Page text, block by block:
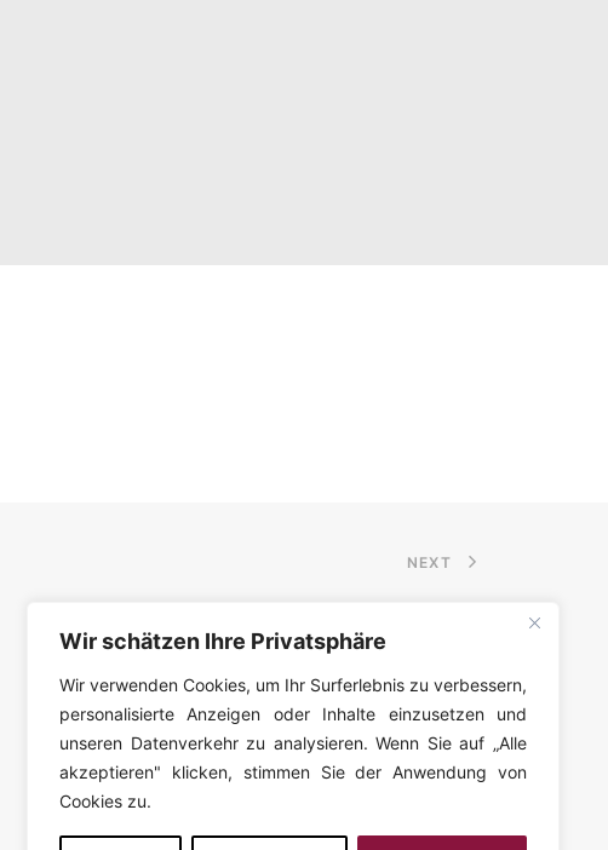
Wir schätzen Ihre Privatsphäre
Wir verwenden Cookies, um Ihr Surferlebnis zu verbessern,
personalisierte Anzeigen oder Inhalte einzusetzen und
unseren Datenverkehr zu analysieren. Wenn Sie auf „Alle
akzeptieren" klicken, stimmen Sie der Anwendung von
Cookies zu.
NEXT